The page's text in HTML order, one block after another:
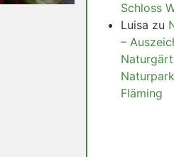
Schloss
Luisa zu
–
Fläming